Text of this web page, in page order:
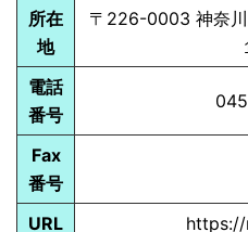
所在
地
〒226-0003 神奈川
電話
番号
Fax
番号
URL